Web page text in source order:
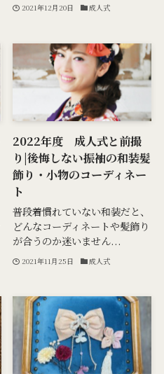
2021年12月20日 成人式
2022年度 成人式と前撮
り|後悔しない振袖の和装髪
飾り・小物のコーディネー
ト
普段着慣れていない和装だと、
どんなコーディネートや髪飾り
が合うのか迷いません...
2021年11月25日 成人式